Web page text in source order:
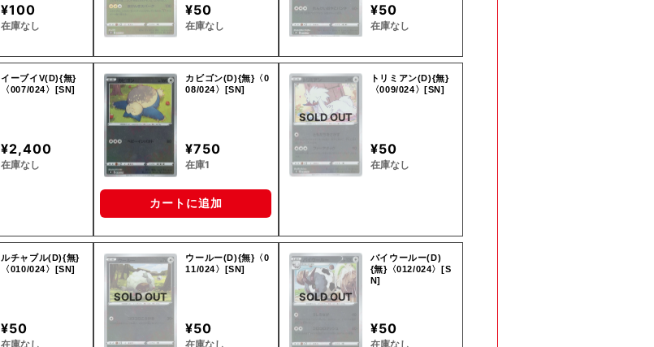
¥100
在庫なし
¥50
在庫なし
¥50
在庫なし
イーブイV(D){無}
〈007/024〉[SN]
¥2,400
在庫なし
カビゴン(D){無}〈0
08/024〉[SN]
¥750
在庫1
カートに追加
SOLD OUT
トリミアン(D){無}
〈009/024〉[SN]
¥50
在庫なし
ルチャブル(D){無}
〈010/024〉[SN]
¥50
在庫なし
SOLD OUT
ウールー(D){無}〈0
11/024〉[SN]
¥50
在庫なし
SOLD OUT
バイウールー(D)
{無}〈012/024〉[S
N]
¥50
在庫なし